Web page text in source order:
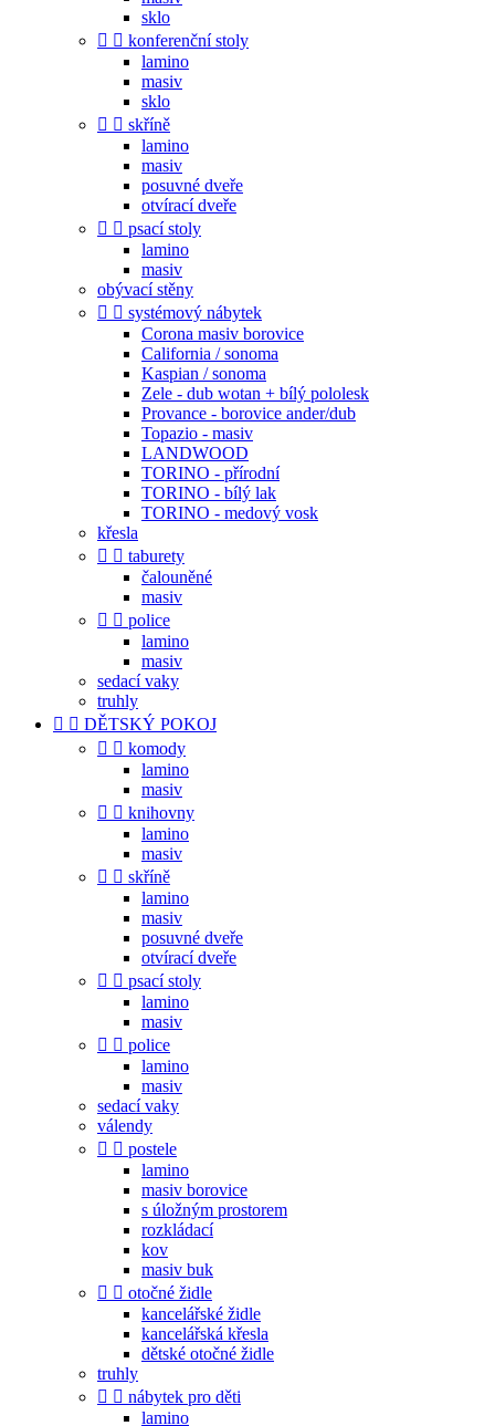
sklo
  konferenční stoly
lamino
masiv
sklo
  skříně
lamino
masiv
posuvné dveře
otvírací dveře
  psací stoly
lamino
masiv
obývací stěny
  systémový nábytek
Corona masiv borovice
California / sonoma
Kaspian / sonoma
Zele - dub wotan + bílý pololesk
Provance - borovice ander/dub
Topazio - masiv
LANDWOOD
TORINO - přírodní
TORINO - bílý lak
TORINO - medový vosk
křesla
  taburety
čalouněné
masiv
  police
lamino
masiv
sedací vaky
truhly
  DĚTSKÝ POKOJ
  komody
lamino
masiv
  knihovny
lamino
masiv
  skříně
lamino
masiv
posuvné dveře
otvírací dveře
  psací stoly
lamino
masiv
  police
lamino
masiv
sedací vaky
válendy
  postele
lamino
masiv borovice
s úložným prostorem
rozkládací
kov
masiv buk
  otočné židle
kancelářské židle
kancelářská křesla
dětské otočné židle
truhly
  nábytek pro děti
lamino